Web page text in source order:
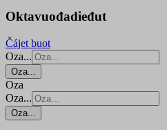
Oktavuođadieđut
Čájet buot
Oza...
Oza...
Oza
Oza...
Oza...